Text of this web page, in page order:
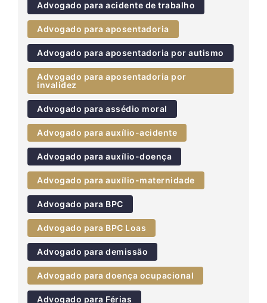
Advogado para acidente de trabalho
Advogado para aposentadoria
Advogado para aposentadoria por autismo
Advogado para aposentadoria por
invalidez
Advogado para assédio moral
Advogado para auxílio-acidente
Advogado para auxílio-doença
Advogado para auxílio-maternidade
Advogado para BPC
Advogado para BPC Loas
Advogado para demissão
Advogado para doença ocupacional
Advogado para Férias